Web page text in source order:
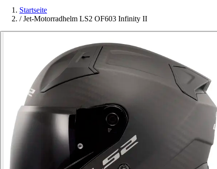
Startseite
/ Jet-Motorradhelm LS2 OF603 Infinity II